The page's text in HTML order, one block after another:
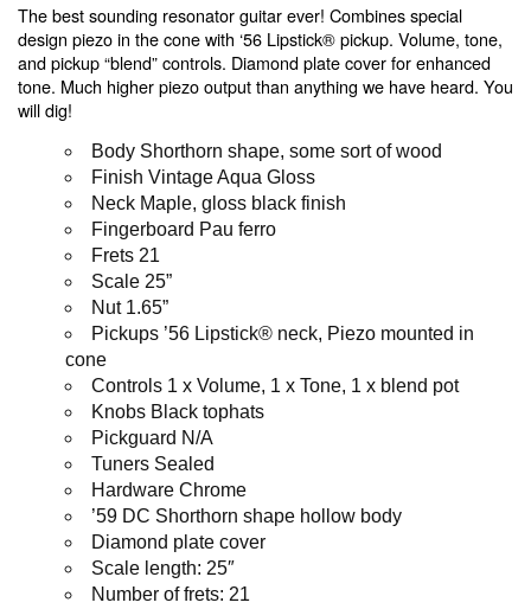
The best sounding resonator guitar ever! Combines special
design piezo in the cone with ‘56 Lipstick® pickup. Volume, tone,
and pickup “blend” controls. Diamond plate cover for enhanced
tone. Much higher piezo output than anything we have heard. You
will dig!
Body Shorthorn shape, some sort of wood
Finish Vintage Aqua Gloss
Neck Maple, gloss black finish
Fingerboard Pau ferro
Frets 21
Scale 25”
Nut 1.65”
Pickups ’56 Lipstick® neck, Piezo mounted in
cone
Controls 1 x Volume, 1 x Tone, 1 x blend pot
Knobs Black tophats
Pickguard N/A
Tuners Sealed
Hardware Chrome
’59 DC Shorthorn shape hollow body
Diamond plate cover
Scale length: 25″
Number of frets: 21